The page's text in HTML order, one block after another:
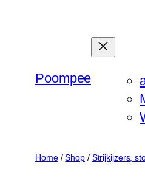
Poompee
Home/Shop/ Strijkijzers,